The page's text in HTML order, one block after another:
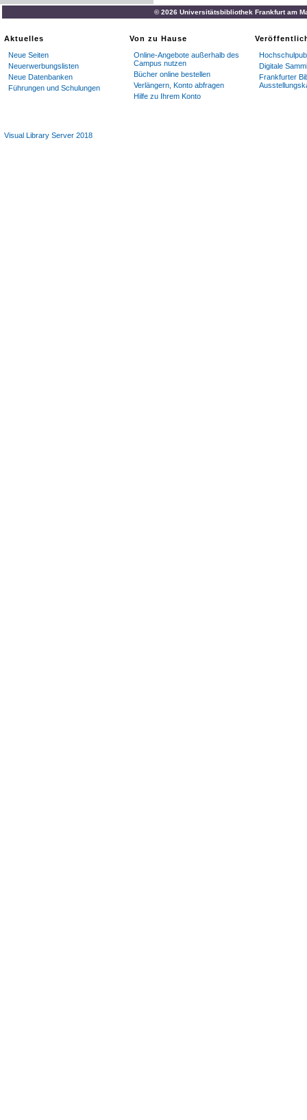
© 2026 Universitätsbibliothek Frankfurt am
Aktuelles
Neue Seiten
Neuerwerbungslisten
Neue Datenbanken
Führungen und Schulungen
Von zu Hause
Online-Angebote außerhalb des
Campus nutzen
Bücher online bestellen
Verlängern, Konto abfragen
Hilfe zu Ihrem Konto
Digitale
Frankfurter
Visual Library Server 2018